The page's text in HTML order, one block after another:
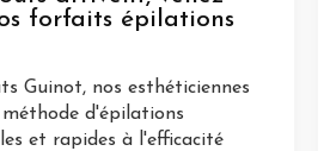
forfaits épilations
Guinot, nos esthéticiennes
d'épilations
et rapides à l'efficacité